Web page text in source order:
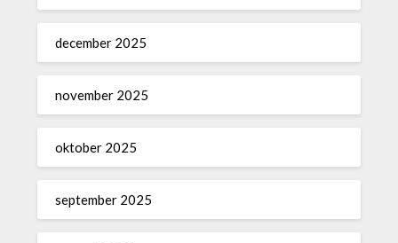
december 2025
november 2025
oktober 2025
september 2025